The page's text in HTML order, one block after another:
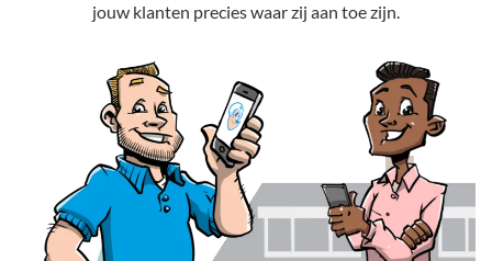
jouw klanten precies waar zij aan toe zijn.